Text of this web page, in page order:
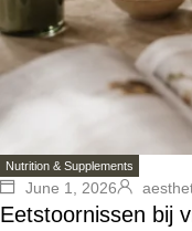
Nutrition & Supplements
June 1, 2026
Eetstoornissen bij